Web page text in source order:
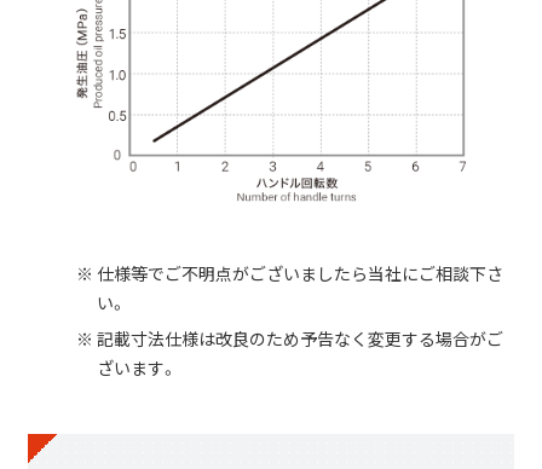
仕様等でご不明点がございましたら当社にご相談下さ
い。
記載寸法仕様は改良のため予告なく変更する場合がご
ざいます。